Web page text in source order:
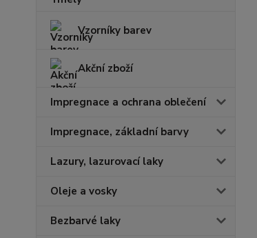
Vzorníky barev
Akční zboží
Impregnace a ochrana oblečení
Impregnace, základní barvy
Lazury, lazurovací laky
Oleje a vosky
Bezbarvé laky